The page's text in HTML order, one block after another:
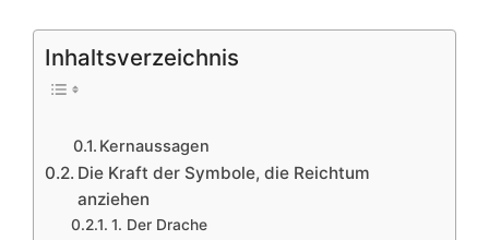
Inhaltsverzeichnis
Kernaussagen
Die Kraft der Symbole, die Reichtum
anziehen
1. Der Drache